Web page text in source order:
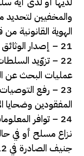
والمخفيين لتحديد
الهوية القانونية
21 – إصدار الوثائق والشهادات لأهالي المفقودين والمخفيين قسراً.
22 – تزوّيد
عمليات البحث عن
23 – رفع
المفقودين وضحايا
24 – توافر
نزاع مسلح أو في
جنيف الصادرة في 12 آب 1949.